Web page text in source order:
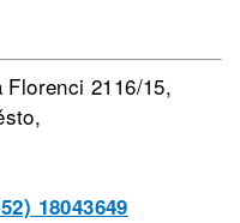
2116/15,
18043649